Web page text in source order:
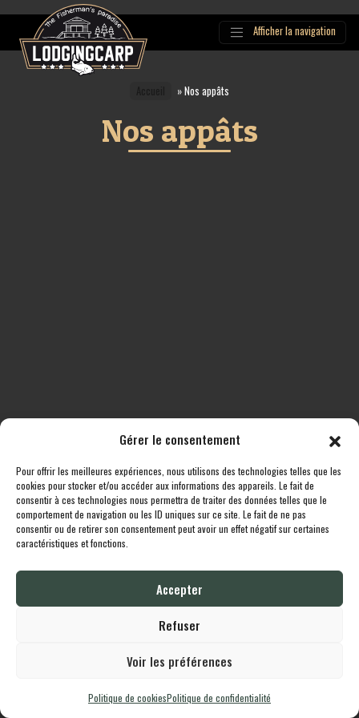
Gérer le consentement
Pour offrir les meilleures expériences, nous utilisons des technologies telles que les
cookies pour stocker et/ou accéder aux informations des appareils. Le fait de
consentir à ces technologies nous permettra de traiter des données telles que le
comportement de navigation ou les ID uniques sur ce site. Le fait de ne pas
consentir ou de retirer son consentement peut avoir un effet négatif sur certaines
caractéristiques et fonctions.
Accepter
Refuser
Voir les préférences
Politique de cookiesPolitique de confidentialité
Main
Navigation
Afficher la navigation
»Nos appâts
Nos appâts
Toutes les destinations Boutique Le cheptel Contact
Lodgingcarppropulsé fièrement par Une créationWhornat.com | Mentions
Légales | Politique de confidentialité
English Français